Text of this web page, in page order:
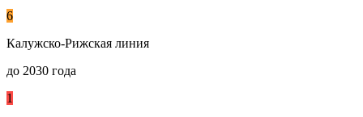
6
Калужско-Рижская линия
до 2030 года
1